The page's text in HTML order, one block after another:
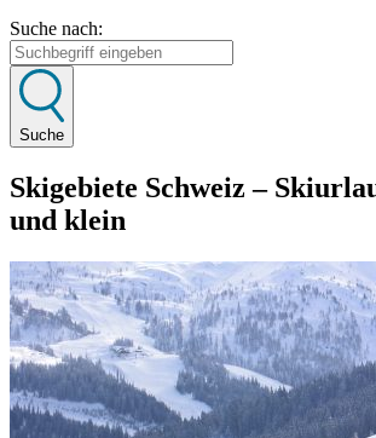
Suche nach:
Suche
Skigebiete Schweiz –
und klein